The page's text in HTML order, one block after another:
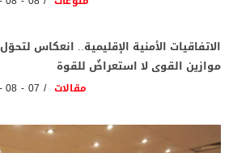
الاتفاقيات الأمنية الإقليمية.. انعكاس لتحوّل
موازين القوى لا استعراضٌ للقوة
مقالات 07 - 08 - 2026